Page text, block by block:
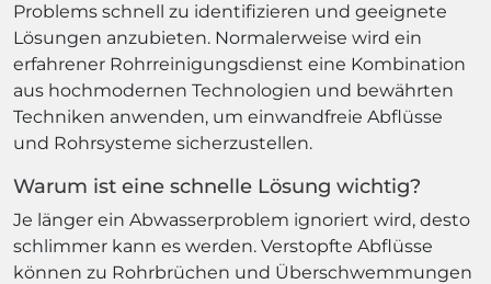
Problems schnell zu identifizieren und geeignete
Lösungen anzubieten. Normalerweise wird ein
erfahrener Rohrreinigungsdienst eine Kombination
aus hochmodernen Technologien und bewährten
Techniken anwenden, um einwandfreie Abflüsse
und Rohrsysteme sicherzustellen.
Warum ist eine schnelle Lösung wichtig?
Je länger ein Abwasserproblem ignoriert wird, desto
schlimmer kann es werden. Verstopfte Abflüsse
können zu Rohrbrüchen und Überschwemmungen